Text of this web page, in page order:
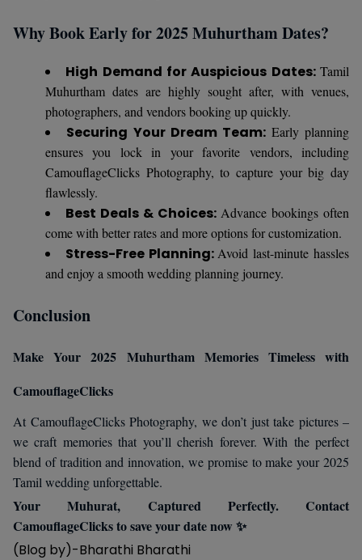
Why Book Early for 2025 Muhurtham Dates?
High Demand for Auspicious Dates:Tamil
Muhurtham dates are highly sought after, with venues,
photographers, and vendors booking up quickly.
Securing Your Dream Team: Early planning
ensures you lock in your favorite vendors, including
CamouflageClicks Photography, to capture your big day
flawlessly.
Best Deals & Choices: Advance bookings often
come with better rates and more options for customization.
Stress-Free Planning:Avoid last-minute hassles
and enjoy a smooth wedding planning journey.
Conclusion
Make Your 2025 Muhurtham Memories Timeless with
CamouflageClicks
At CamouflageClicks Photography, we don’t just take pictures –
we craft memories that you’ll cherish forever. With the perfect
blend of tradition and innovation, we promise to make your 2025
Tamil wedding unforgettable.
Your Muhurat, Captured Perfectly. Contact
CamouflageClicks to save your date now ✨
(Blog by)-Bharathi Bharathi